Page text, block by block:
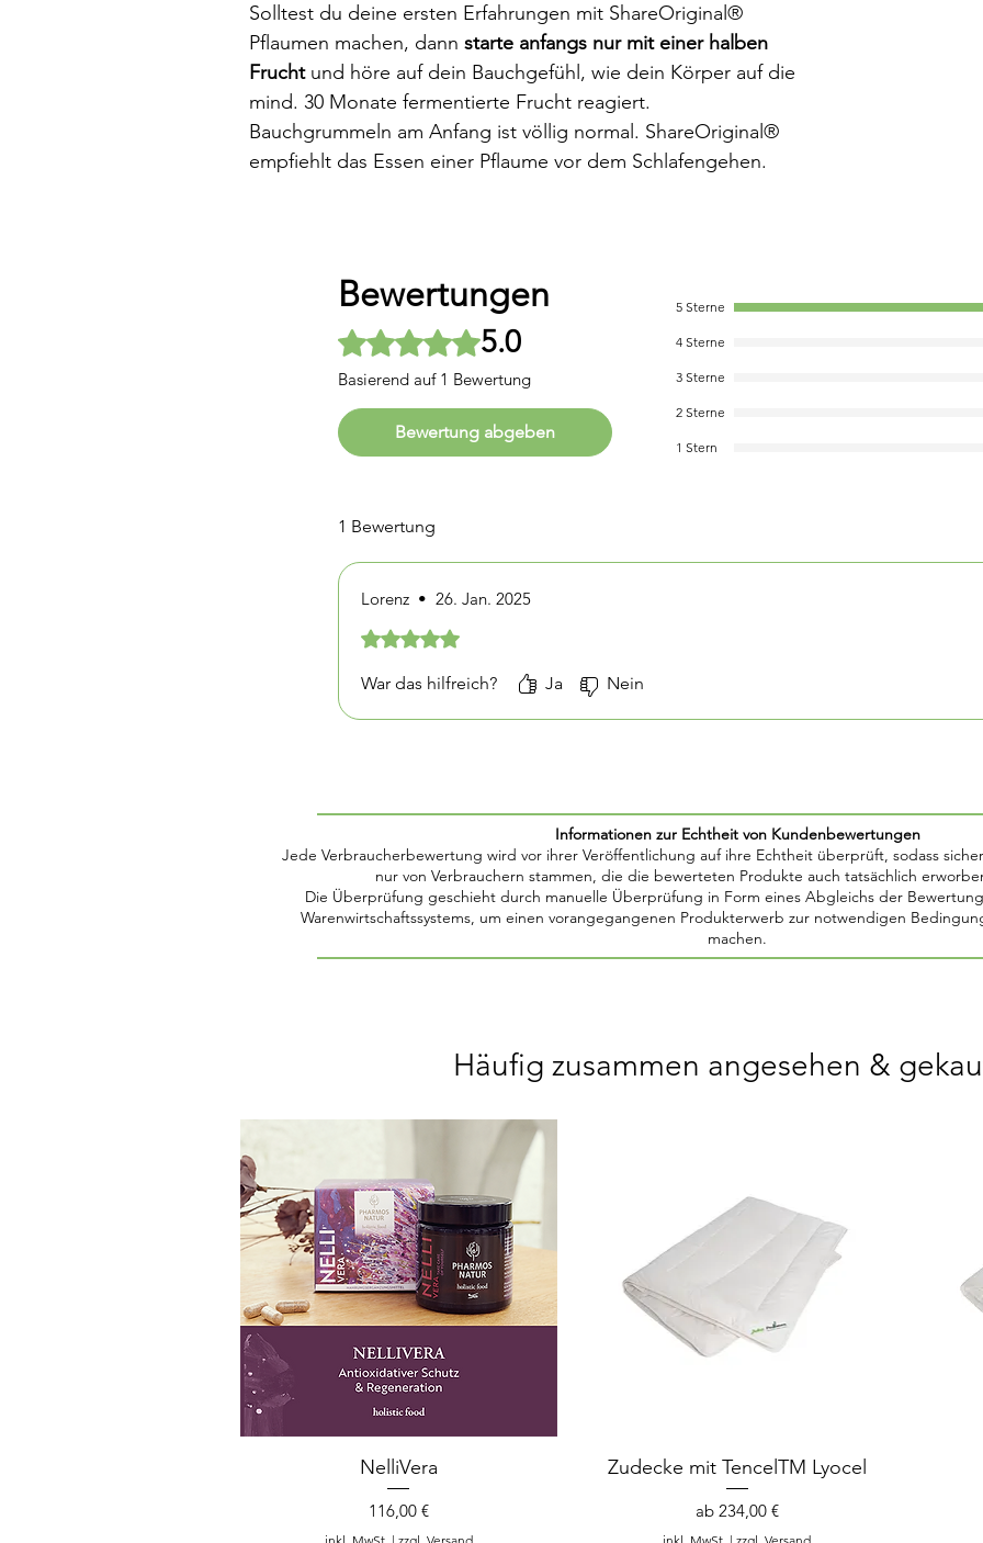
Solltest du deine ersten Erfahrungen mit ShareOriginal®
Pflaumen machen, dann starte anfangs nur mit einer halben
Fruchtund höre auf dein Bauchgefühl, wie dein Körper auf die
mind. 30 Monate fermentierte Frucht reagiert.
Bauchgrummeln am Anfang ist völlig normal. ShareOriginal®
empfiehlt das Essen einer Pflaume vor dem Schlafengehen.
Bewertungen
Mit 5 von 5 Sternen bewertet.
5.0
Basierend auf 1 Bewertung
Bewertung abgeben
5 Sterne
4 Sterne
3 Sterne
2 Sterne
1 Stern
1 Bewertung
Lorenz • 26. Jan. 2025
Mit 5 von 5 Sternen bewertet.
War das hilfreich? Ja Nein
Informationen zur Echtheit von Kundenbewertungen
Jede Verbraucherbewertung wird vor ihrer Veröffentlichung auf ihre Echtheit überprüft, sodass
nur von Verbrauchern stammen, die die bewerteten Produkte auch tatsächlich
Die Überprüfung geschieht durch manuelle Überprüfung in Form eines Abgleichs der
Warenwirtschaftssystems, um einen vorangegangenen Produkterwerb zur notwendigen
machen.
Häufig zusammen angesehen &
NelliVera
Preis
116,00 €
Zudecke mit TencelTM Lyocel
ab 234,00 €
Sale-Preis